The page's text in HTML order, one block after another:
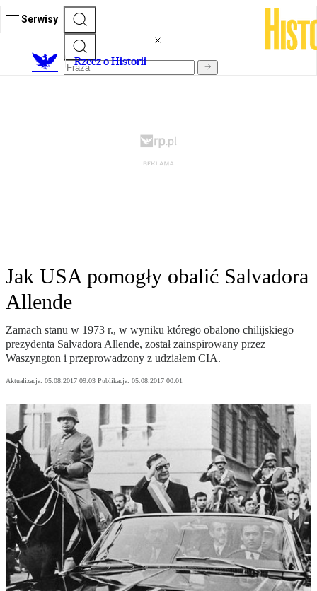
Serwisy
Rzecz o Historii
Jak USA pomogły obalić Salvadora
Allende
Zamach stanu w 1973 r., w wyniku którego obalono chilijskiego
prezydenta Salvadora Allende, został zainspirowany przez
Waszyngton i przeprowadzony z udziałem CIA.
Aktualizacja: 05.08.2017 09:03 Publikacja: 05.08.2017 00:01